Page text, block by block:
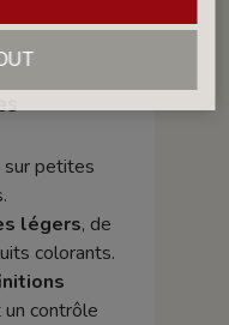
sur petites
légers, de
colorants.
contrôle